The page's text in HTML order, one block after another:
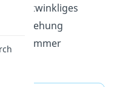
rechtwinkliges
Beziehung
immer